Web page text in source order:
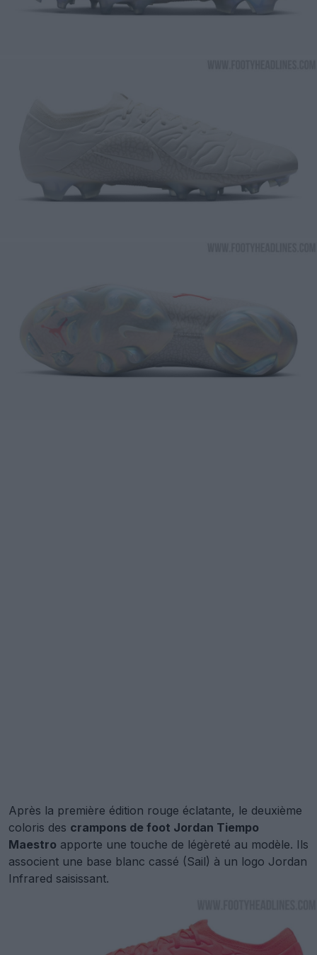
Après la première édition rouge éclatante, le deuxième
coloris des crampons de foot Jordan Tiempo
Maestro apporte une touche de légèreté au modèle. Ils
associent une base blanc cassé (Sail) à un logo Jordan
Infrared saisissant.